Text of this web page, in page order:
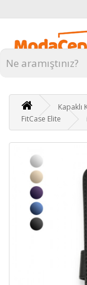
Kategoriler
Kapaklı
FitCase Elite